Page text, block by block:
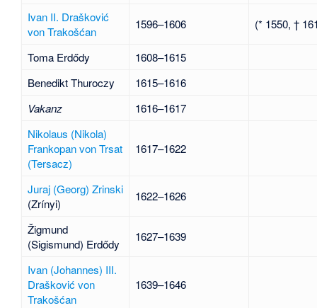
Ivan II. Drašković
von Trakošćan
1596–1606 (* 1550, †
Toma Erdődy
1608–1615
Benedikt Thuroczy
1615–1616
Vakanz
1616–1617
Nikolaus (Nikola)
Frankopan von Trsat
(Tersacz)
1617–1622
Juraj (Georg) Zrinski
(Zrínyi)
1622–1626
Žigmund
(Sigismund) Erdődy
1627–1639
Ivan (Johannes) III.
Drašković von
Trakošćan
1639–1646